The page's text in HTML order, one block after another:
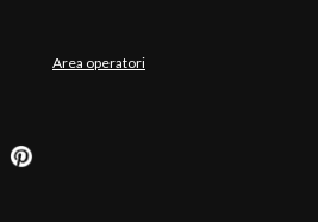
Area operatori